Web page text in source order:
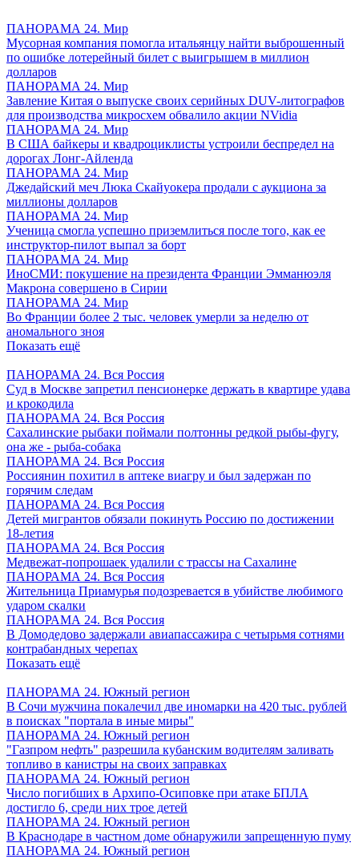
ПАНОРАМА 24. Мир
Мусорная компания помогла итальянцу найти выброшенный
по ошибке лотерейный билет с выигрышем в миллион
долларов
ПАНОРАМА 24. Мир
Завление Китая о выпуске своих серийных DUV-литографов
для производства микросхем обвалило акции NVidia
ПАНОРАМА 24. Мир
В США байкеры и квадроциклисты устроили беспредел на
дорогах Лонг-Айленда
ПАНОРАМА 24. Мир
Джедайский меч Люка Скайуокера продали с аукциона за
миллионы долларов
ПАНОРАМА 24. Мир
Ученица смогла успешно приземлиться после того, как ее
инструктор-пилот выпал за борт
ПАНОРАМА 24. Мир
ИноСМИ: покушение на президента Франции Эмманюэля
Макрона совершено в Сирии
ПАНОРАМА 24. Мир
Во Франции более 2 тыс. человек умерли за неделю от
аномального зноя
Показать ещё
ПАНОРАМА 24. Вся Россия
Суд в Москве запретил пенсионерке держать в квартире удава
и крокодила
ПАНОРАМА 24. Вся Россия
Сахалинские рыбаки поймали полтонны редкой рыбы-фугу,
она же - рыба-собака
ПАНОРАМА 24. Вся Россия
Россиянин похитил в аптеке виагру и был задержан по
горячим следам
ПАНОРАМА 24. Вся Россия
Детей мигрантов обязали покинуть Россию по достижении
18-летия
ПАНОРАМА 24. Вся Россия
Медвежат-попрошаек удалили с трассы на Сахалине
ПАНОРАМА 24. Вся Россия
Жительница Приамурья подозревается в убийстве любимого
ударом скалки
ПАНОРАМА 24. Вся Россия
В Домодедово задержали авиапассажира с четырьмя сотнями
контрабандных черепах
Показать ещё
ПАНОРАМА 24. Южный регион
В Сочи мужчина покалечил две иномарки на 420 тыс. рублей
в поисках "портала в иные миры"
ПАНОРАМА 24. Южный регион
"Газпром нефть" разрешила кубанским водителям заливать
топливо в канистры на своих заправках
ПАНОРАМА 24. Южный регион
Число погибших в Архипо-Осиповке при атаке БПЛА
достигло 6, среди них трое детей
ПАНОРАМА 24. Южный регион
В Краснодаре в частном доме обнаружили запрещенную пуму
ПАНОРАМА 24. Южный регион